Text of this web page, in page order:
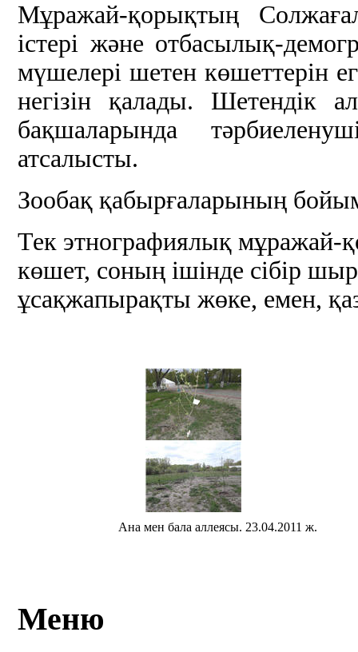
Мұражай-қорықтың
істері және отбасылық-
мүшелері шетен көшеттерін
негізін қалады. Шетендік
бақшаларында
атсалысты.
Зообақ қабырғаларының
Тек этнографиялық мұражай-
көшет, соның ішінде сібір
ұсақжапырақты жөке, емен,
Ана мен бала аллеясы. 23.04.2011 ж.
Меню